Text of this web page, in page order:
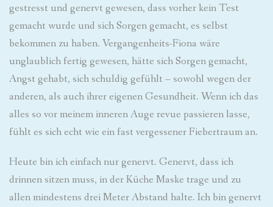
gestresst und genervt gewesen, dass vorher kein Test
gemacht wurde und sich Sorgen gemacht, es selbst
bekommen zu haben. Vergangenheits-Fiona wäre
unglaublich fertig gewesen, hätte sich Sorgen gemacht,
Angst gehabt, sich schuldig gefühlt – sowohl wegen der
anderen, als auch ihrer eigenen Gesundheit. Wenn ich das
alles so vor meinem inneren Auge revue passieren lasse,
fühlt es sich echt wie ein fast vergessener Fiebertraum an.
Heute bin ich einfach nur genervt. Genervt, dass ich
drinnen sitzen muss, in der Küche Maske trage und zu
allen mindestens drei Meter Abstand halte. Ich bin genervt